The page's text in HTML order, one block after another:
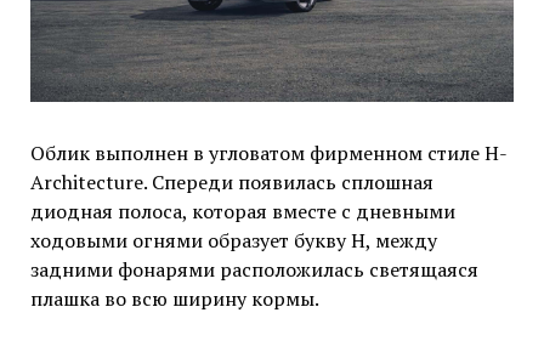
Облик выполнен в угловатом фирменном стиле H-
Architecture. Спереди появилась сплошная
диодная полоса, которая вместе с дневными
ходовыми огнями образует букву H, между
задними фонарями расположилась светящаяся
плашка во всю ширину кормы.